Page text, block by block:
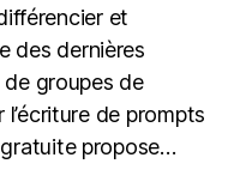
et
des dernières
groupes de
de prompts
propose…